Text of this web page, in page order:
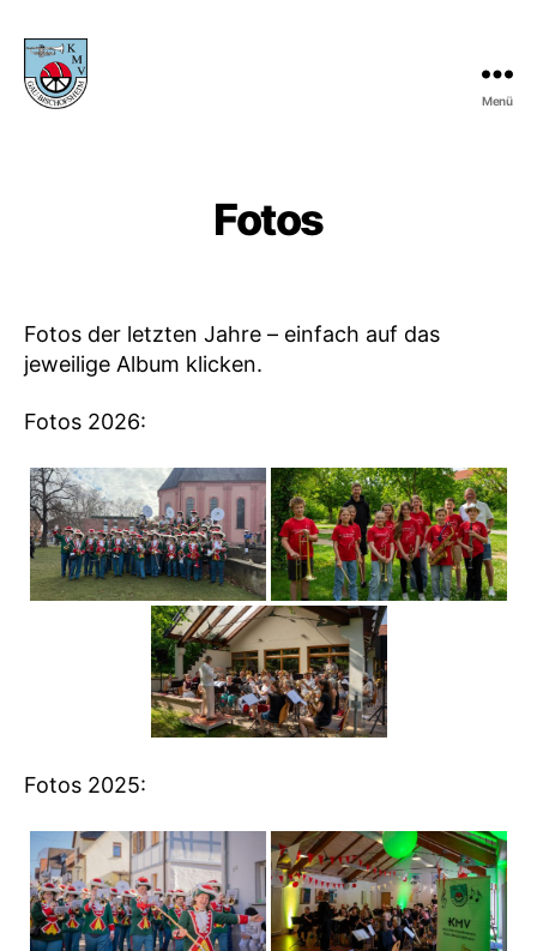
Menü
Fotos
Fotos der letzten Jahre – einfach auf das
jeweilige Album klicken.
Fotos 2026:
Fotos 2025: